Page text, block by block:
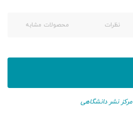
نظرات محصولات مشابه
مرکز نشر دانشگاهی